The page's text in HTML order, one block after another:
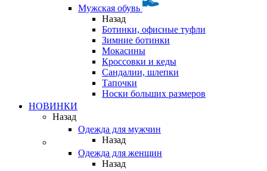
Мужская обувь
Назад
Ботинки, офисные туфли
Зимние ботинки
Мокасины
Кроссовки и кеды
Сандалии, шлепки
Тапочки
Носки больших размеров
НОВИНКИ
Назад
Одежда для мужчин
Назад
Одежда для женщин
Назад